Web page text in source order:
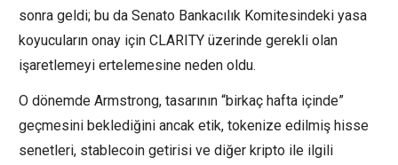
sonra geldi; bu da Senato Bankacılık Komitesindeki yasa
koyucuların onay için CLARITY üzerinde gerekli olan
işaretlemeyi ertelemesine neden oldu.
O dönemde Armstrong, tasarının “birkaç hafta içinde”
geçmesini beklediğini ancak etik, tokenize edilmiş hisse
senetleri, stablecoin getirisi ve diğer kripto ile ilgili